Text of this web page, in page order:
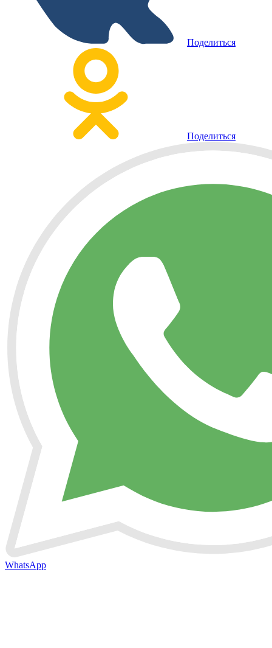
Поделиться
Поделиться
WhatsApp